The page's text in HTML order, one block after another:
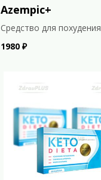
Azempic+
Средство для похудения
1980 ₽